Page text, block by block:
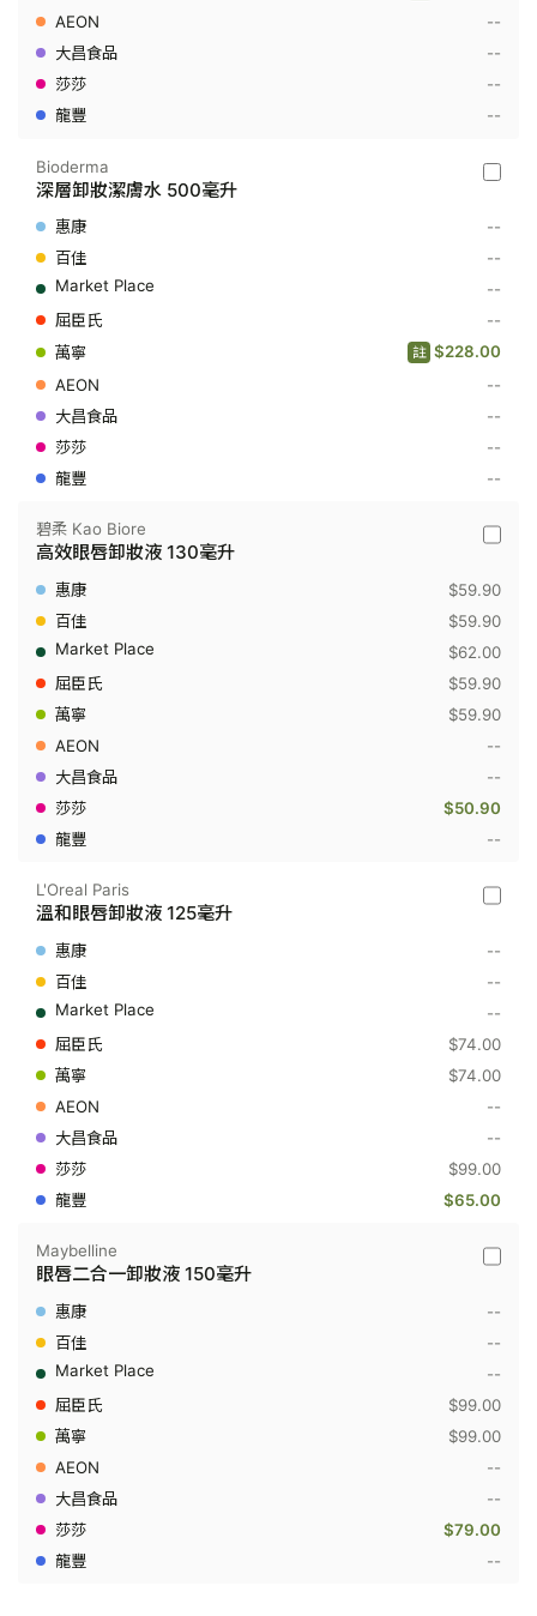
水
升
--
--
--
--
卸
潔
500
升
Bioderma
深層卸妝潔膚水 500毫升
--
--
--
--
$228.00
註
--
--
--
--
碧
Kao
Biore
-
效
眼
唇
卸
液
130
升
碧柔 Kao Biore
高效眼唇卸妝液 130毫升
$59.90
$59.90
$62.00
$59.90
$59.90
--
--
$50.90
--
L'Oreal
和
唇
卸
妝
液
毫
升
L'Oreal Paris
溫和眼唇卸妝液 125毫升
--
--
--
$74.00
$74.00
--
--
$99.00
$65.00
二
一
卸
妝
液
毫
升
Maybelline
眼唇二合一卸妝液 150毫升
--
--
--
$99.00
$99.00
--
--
$79.00
--